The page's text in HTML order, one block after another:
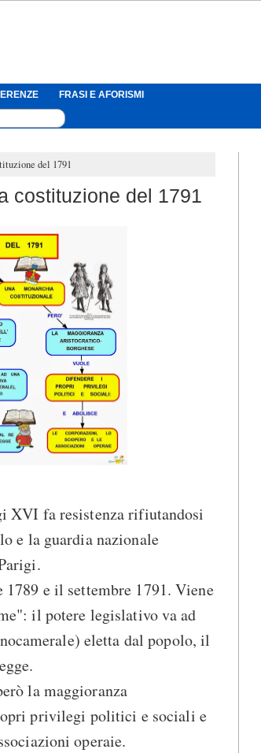
FRASI E AFORISMI
del 1791
costituzione del 1791
XVI fa resistenza rifiutandosi
e la guardia nazionale
e il settembre 1791. Viene
il potere legislativo va ad
eletta dal popolo, il
la maggioranza
privilegi politici e sociali e
operaie.